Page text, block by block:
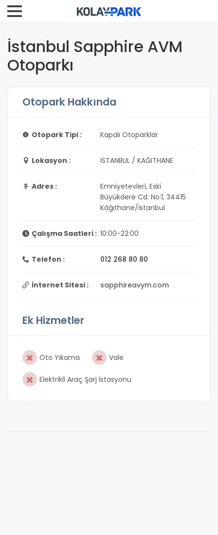
İstanbul Sapphire AVM
Otoparkı
Otopark Hakkında
Otopark Tipi : Kapalı Otoparklar
Lokasyon : İSTANBUL / KAĞITHANE
Adres :
Emniyetevleri, Eski
Büyükdere Cd. No:1, 34415
Kâğıthane/İstanbul
Çalışma Saatleri : 10:00-22:00
Telefon : 012 268 80 80
İnternet Sitesi : sapphireavym.com
Ek Hizmetler
Oto Yıkama Vale
Elektrikli Araç Şarj İstasyonu